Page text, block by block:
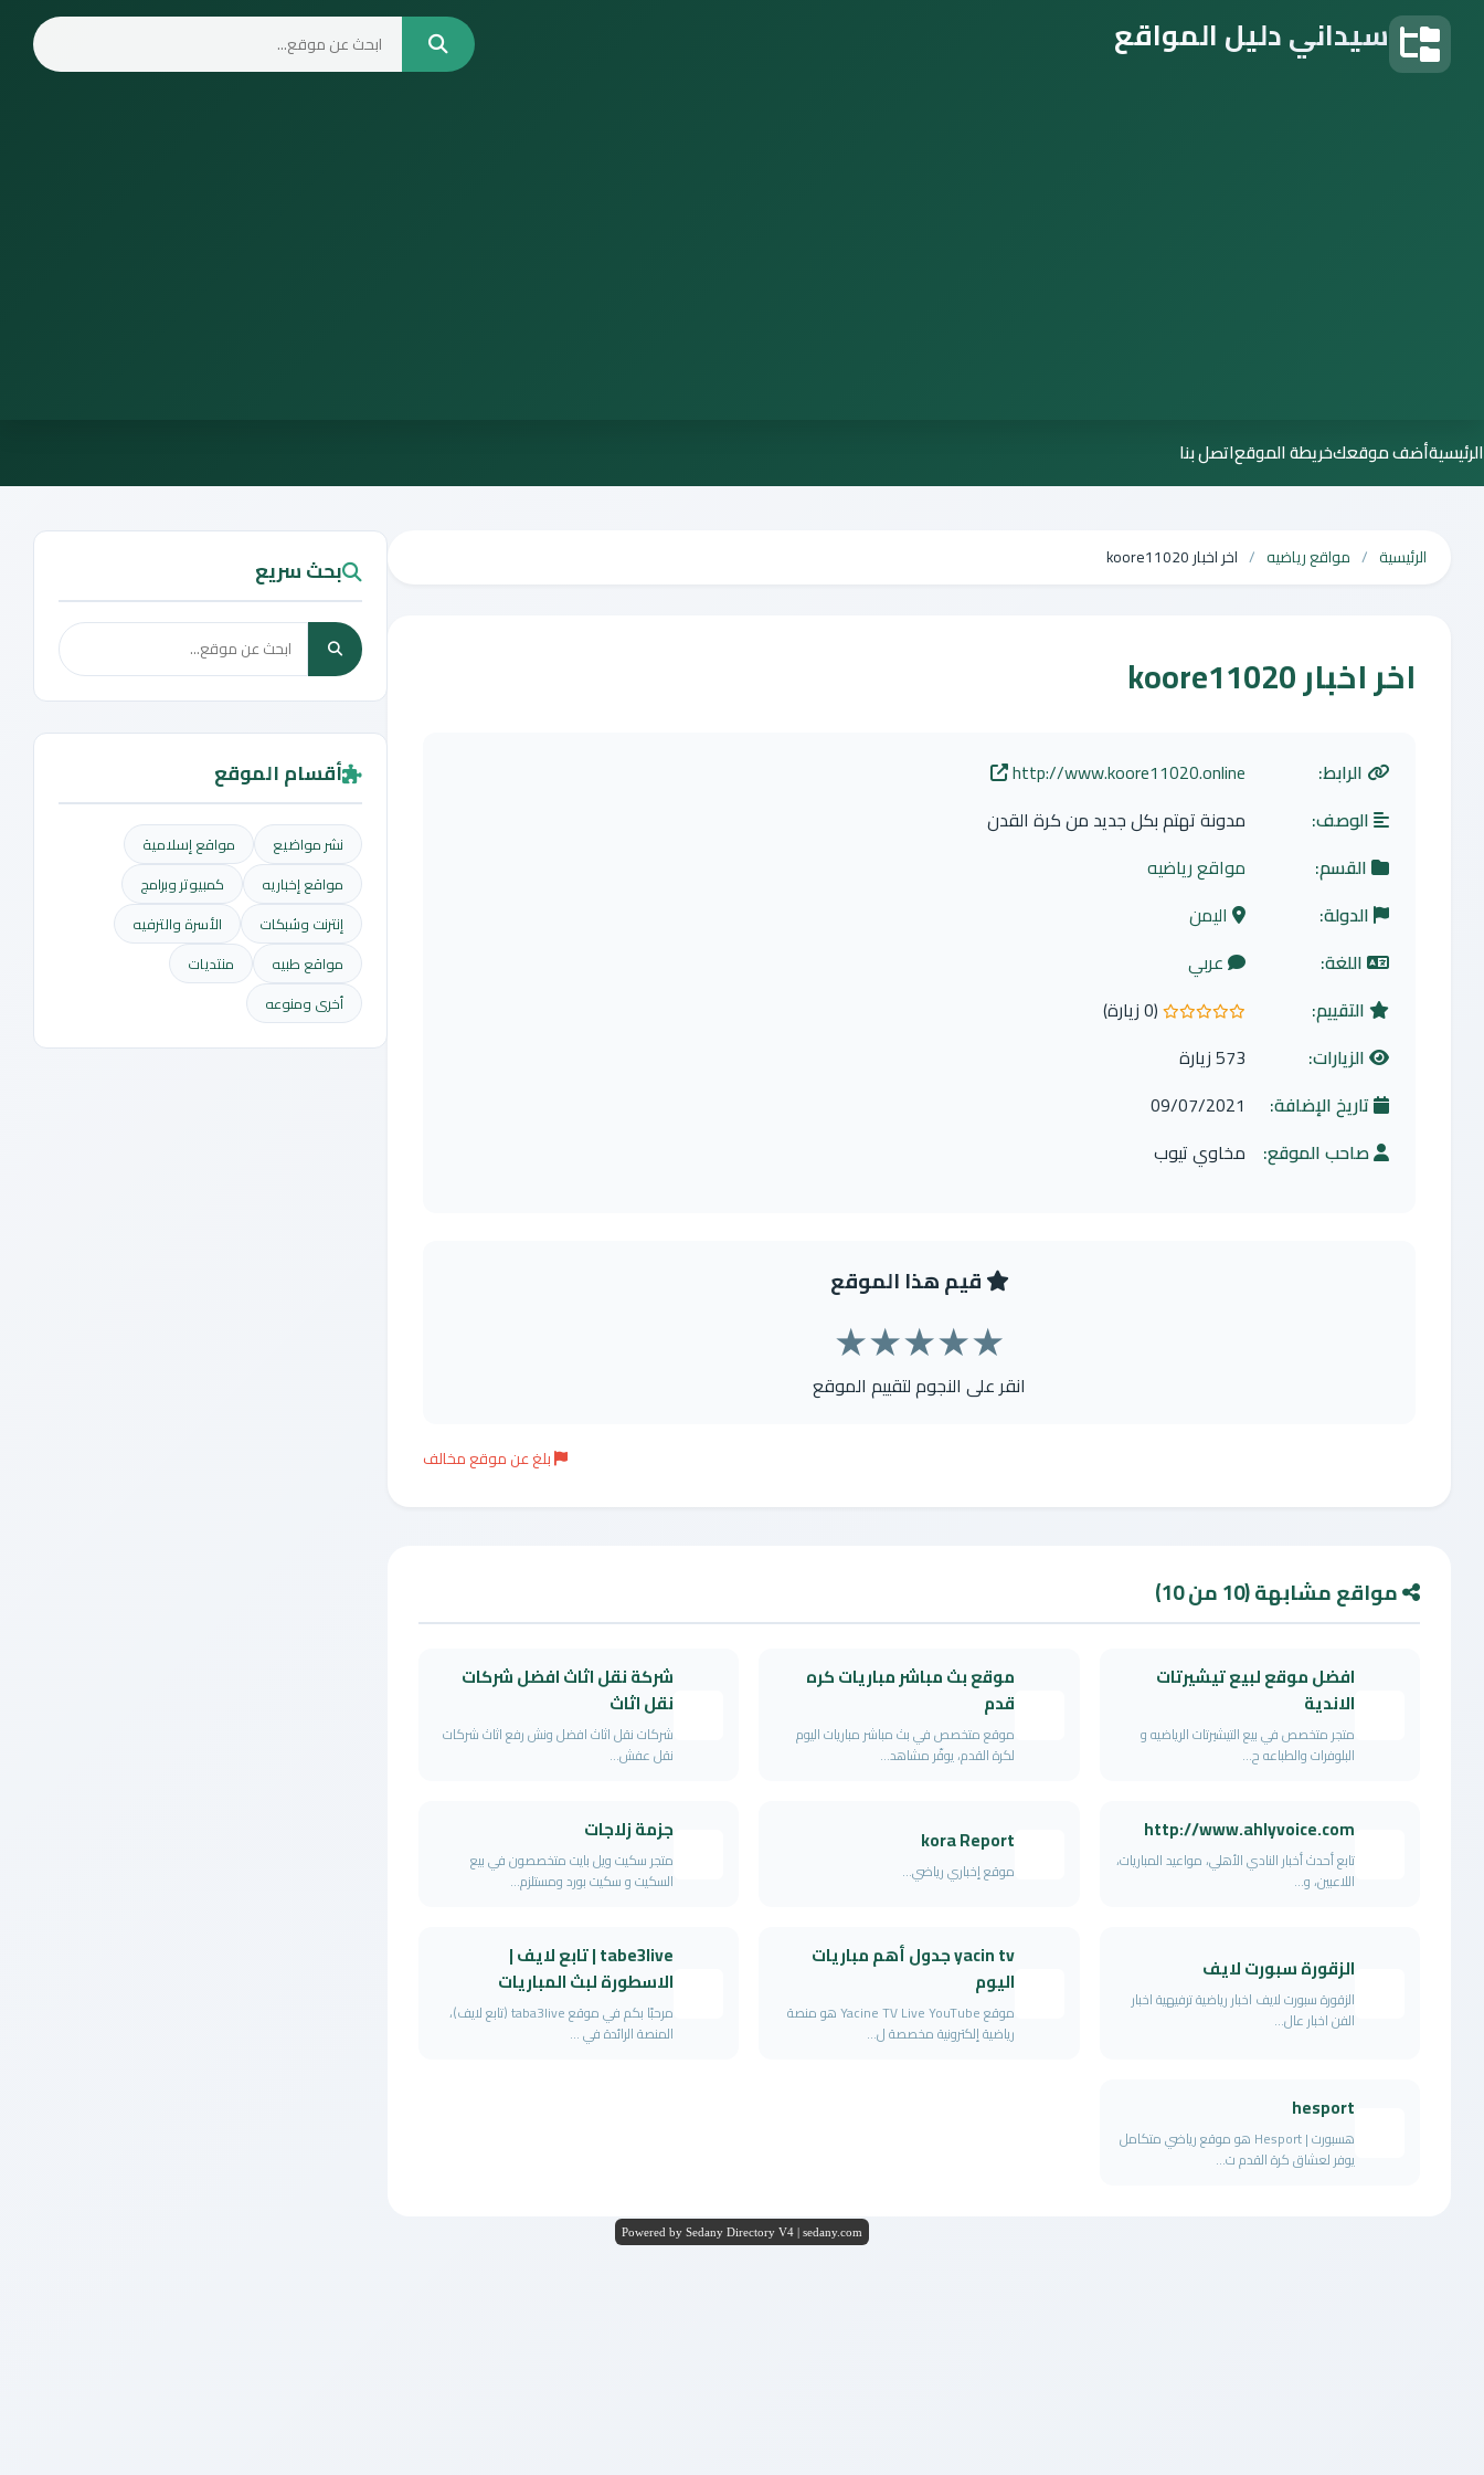
سيداني دليل المواقع
الرئيسيةأضف موقعكخريطة الموقعاتصل بنا
الرئيسية مواقع رياضيه اخر اخبار koore11020
اخر اخبار koore11020
الرابط:
http://www.koore11020.online
الوصف:
مدونة تهتم بكل جديد من كرة القدن
القسم:
مواقع رياضيه
الدولة:
اليمن
اللغة:
عربي
التقييم:
0.0 من 5 نجوم
(0 زيارة)
الزيارات:
573 زيارة
تاريخ الإضافة:
09/07/2021
صاحب الموقع: مخاوي تيوب
قيم هذا الموقع
★
★
★
★
★
انقر على النجوم لتقييم الموقع
بلغ عن موقع مخالف
مواقع مشابهة (10 من 10)
افضل موقع لبيع تيشيرتات
الاندية
متجر متخصص في بيع التيشيرتات الرياضيه و
البلوفرات والطباعه ح...
موقع بث مباشر مباريات كره
قدم
موقع متخصص في بث مباشر مباريات اليوم
لكرة القدم، يوفّر مشاهد...
شركة نقل اثاث افضل شركات
نقل اثاث
شركات نقل اثاث افضل ونش رفع اثاث شركات
نقل عفش...
http://www.ahlyvoice.com
تابع أحدث أخبار النادي الأهلي، مواعيد المباريات،
اللاعبين، و...
kora Report
موقع إخباري رياضي...
جزمة زلاجات
متجر سكيت ويل بايت متخصصون في بيع
السكيت و سكيت بورد ومستلزم...
الزقورة سبورت لايف
الزقورة سبورت لايف اخبار رياضية ترفيهية اخبار
الفن اخبار عال...
yacin tv جدول أهم مباريات
اليوم
موقع Yacine TV Live YouTube هو منصة
رياضية إلكترونية مخصصة ل...
tabe3live | تابع لايف |
الاسطورة لبث المباريات
مرحبًا بكم في موقع taba3live (تابع لايف)،
المنصة الرائدة في ...
hesport
هسبورت | Hesport هو موقع رياضي متكامل
يوفر لعشاق كرة القدم ت...
بحث سريع
أقسام الموقع
نشر مواضيع
مواقع إسلامية
مواقع إخباريه
كمبيوتر وبرامج
إنترنت وشبكات
الأسرة والترفيه
مواقع طبيه
منتديات
أخرى ومنوعه
Powered by Sedany Directory V4 | sedany.com